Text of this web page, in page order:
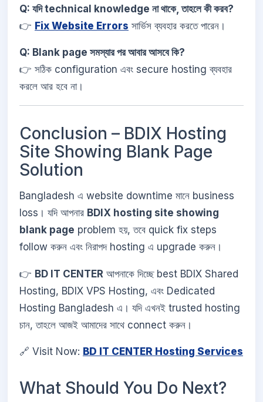
Q: যদি technical knowledge না থাকে, তাহলে কী করব?
👉 Fix Website Errors সার্ভিস ব্যবহার করতে পারেন।
Q: Blank page সমস্যার পর আবার আসবে কি?
👉 সঠিক configuration এবং secure hosting ব্যবহার
করলে আর হবে না।
Conclusion – BDIX Hosting
Site Showing Blank Page
Solution
Bangladesh এ website downtime মানে business
loss। যদি আপনার BDIX hosting site showing
blank page problem হয়, তবে quick fix steps
follow করুন এবং নিরাপদ hosting এ upgrade করুন।
👉 BD IT CENTER আপনাকে দিচ্ছে best BDIX Shared
Hosting, BDIX VPS Hosting, এবং Dedicated
Hosting Bangladesh এ। যদি এখনই trusted hosting
চান, তাহলে আজই আমাদের সাথে connect করুন।
🔗 Visit Now: BD IT CENTER Hosting Services
What Should You Do Next?